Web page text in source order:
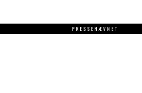
PRESSENÆVNET